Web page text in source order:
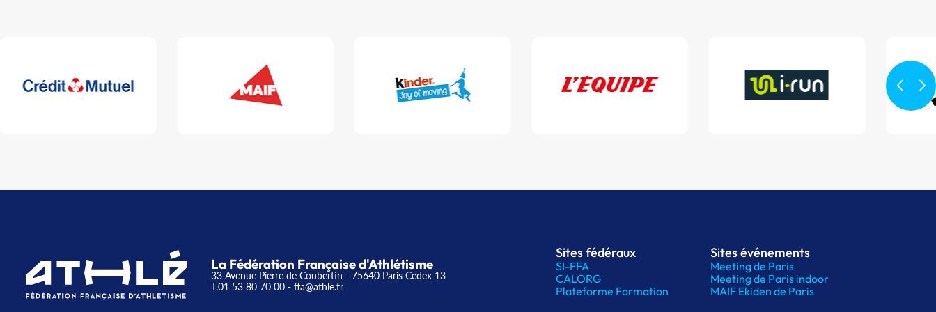
La Fédération Française d'Athlétisme
33 Avenue Pierre de Coubertin - 75640 Paris Cedex 13
T.01 53 80 70 00 - ffa@athle.fr
Sites fédéraux
SI-FFA
CALORG
Plateforme Formation
Sites événements
Meeting de Paris
Meeting de Paris indoor
MAIF Ekiden de Paris